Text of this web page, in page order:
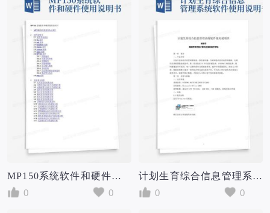
MP150系统软件和硬件使用说明书
0
0
计划生育综合信息管理系统软件使用说明书
0
0